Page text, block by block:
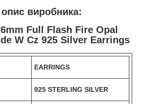
виробника:
Full Flash Fire Opal
W Cz 925 Silver Earrings
EARRINGS
925 STERLING SILVER